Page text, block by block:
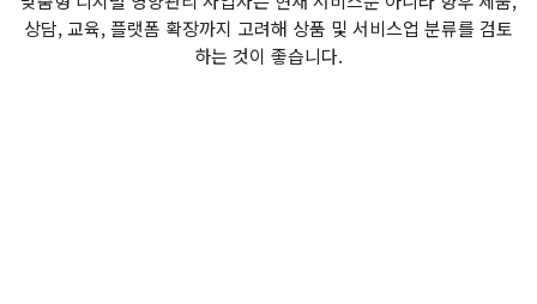
상담, 교육, 플랫폼 확장까지 고려해 상품 및 서비스업 분류를 검토
하는 것이 좋습니다.